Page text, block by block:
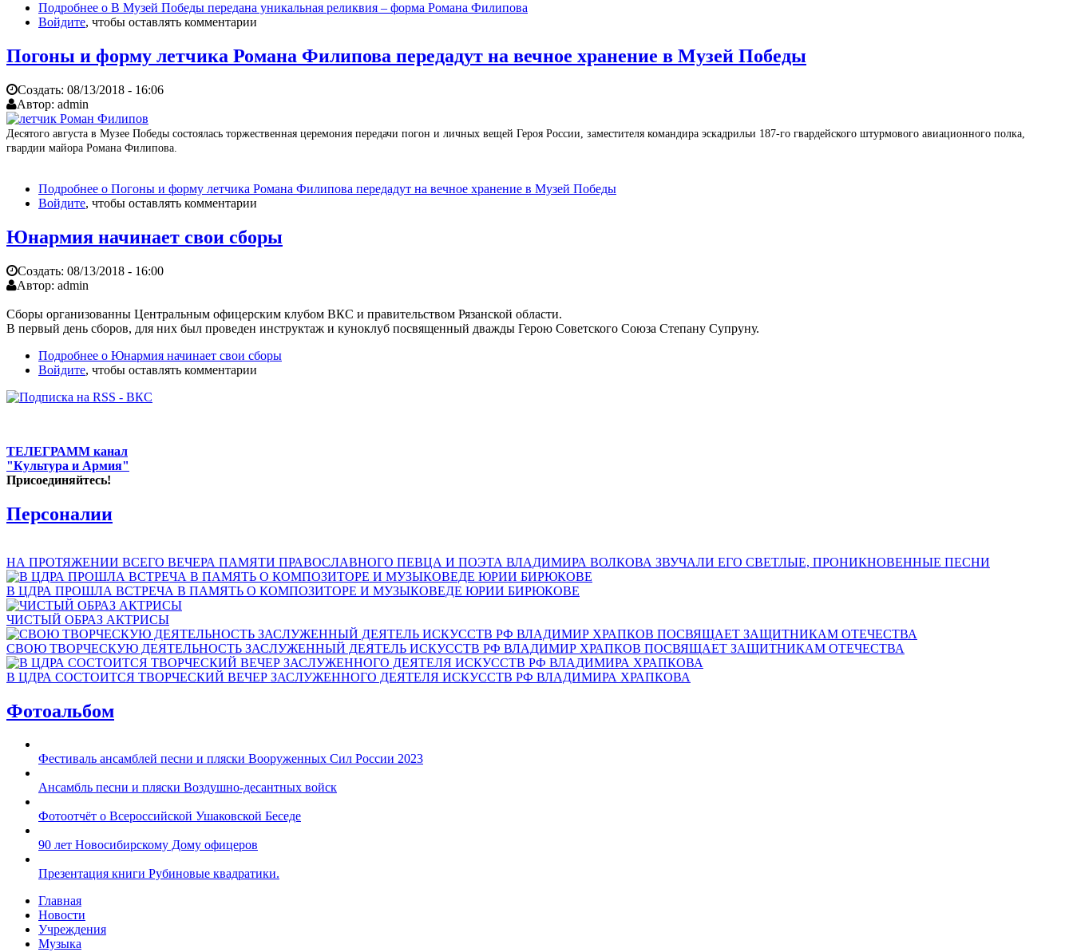
Подробнее о В Музей Победы передана уникальная реликвия – форма Романа Филипова
Войдите, чтобы оставлять комментарии
Погоны и форму летчика Романа Филипова передадут на вечное хранение в Музей Победы
Создать: 08/13/2018 - 16:06
Автор: admin
Десятого августа в Музее Победы состоялась торжественная церемония передачи погон и личных вещей Героя России, заместителя командира эскадрильи 187-го гвардейского штурмового авиационного полка,
гвардии майора Романа Филипова.
Подробнее о Погоны и форму летчика Романа Филипова передадут на вечное хранение в Музей Победы
Войдите, чтобы оставлять комментарии
Юнармия начинает свои сборы
Создать: 08/13/2018 - 16:00
Автор: admin
Сборы организованны Центральным офицерским клубом ВКС и правительством Рязанской области.
В первый день сборов, для них был проведен инструктаж и куноклуб посвященный дважды Герою Советского Союза Степану Супруну.
Подробнее о Юнармия начинает свои сборы
Войдите, чтобы оставлять комментарии
ТЕЛЕГРАММ канал
"Культура и Армия"
Присоединяйтесь!
Персоналии
НА ПРОТЯЖЕНИИ ВСЕГО ВЕЧЕРА ПАМЯТИ ПРАВОСЛАВНОГО ПЕВЦА И ПОЭТА ВЛАДИМИРА ВОЛКОВА ЗВУЧАЛИ ЕГО СВЕТЛЫЕ, ПРОНИКНОВЕННЫЕ ПЕСНИ
В ЦДРА ПРОШЛА ВСТРЕЧА В ПАМЯТЬ О КОМПОЗИТОРЕ И МУЗЫКОВЕДЕ ЮРИИ БИРЮКОВЕ
ЧИСТЫЙ ОБРАЗ АКТРИСЫ
СВОЮ ТВОРЧЕСКУЮ ДЕЯТЕЛЬНОСТЬ ЗАСЛУЖЕННЫЙ ДЕЯТЕЛЬ ИСКУССТВ РФ ВЛАДИМИР ХРАПКОВ ПОСВЯЩАЕТ ЗАЩИТНИКАМ ОТЕЧЕСТВА
В ЦДРА СОСТОИТСЯ ТВОРЧЕСКИЙ ВЕЧЕР ЗАСЛУЖЕННОГО ДЕЯТЕЛЯ ИСКУССТВ РФ ВЛАДИМИРА ХРАПКОВА
Фотоальбом
Фестиваль ансамблей песни и пляски Вооруженных Сил России 2023
Ансамбль песни и пляски Воздушно-десантных войск
Фотоотчёт о Всероссийской Ушаковской Беседе
90 лет Новосибирскому Дому офицеров
Презентация книги Рубиновые квадратики.
Главная
Новости
Учреждения
Музыка